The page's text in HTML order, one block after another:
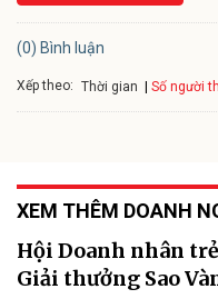
(0) Bình luận
Xếp theo: Thời gian Số người
XEM THÊM DOANH
Hội Doanh nhân
Giải thưởng Sao